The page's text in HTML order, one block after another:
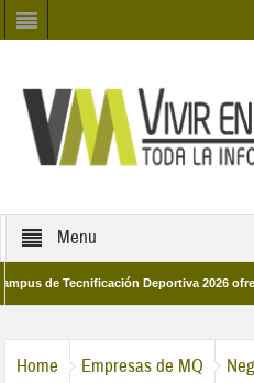
Menu
de Tecnificación Deportiva 2026 ofrecen
Home Empresas de MQ